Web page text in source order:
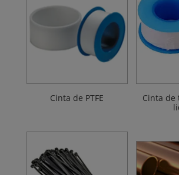
Cinta de PTFE
Cinta de